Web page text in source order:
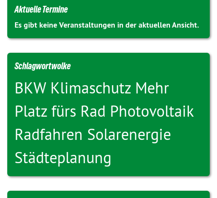
Aktuelle Termine
Es gibt keine Veranstaltungen in der aktuellen Ansicht.
Schlagwortwolke
BKW Klimaschutz Mehr
Platz fürs Rad Photovoltaik
Radfahren Solarenergie
Städteplanung